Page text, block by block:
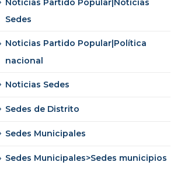
Noticias Partido Popular|Noticias
Sedes
Noticias Partido Popular|Política
nacional
Noticias Sedes
Sedes de Distrito
Sedes Municipales
Sedes Municipales>Sedes municipios